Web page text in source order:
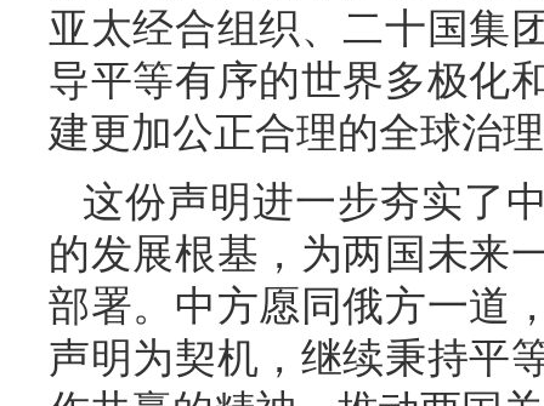
亚太经合组织、二十国集
导平等有序的世界多极化
建更加公正合理的全球治
这份声明进一步夯实了
的发展根基，为两国未来
部署。中方愿同俄方一道
声明为契机，继续秉持平